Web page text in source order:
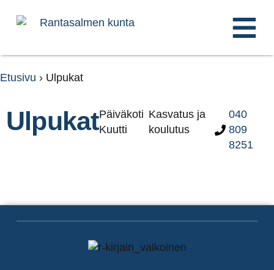
Etusivu › Ulpukat
UlpukatPäiväkoti
Kuutti
Kasvatus ja
koulutus
040
809
8251